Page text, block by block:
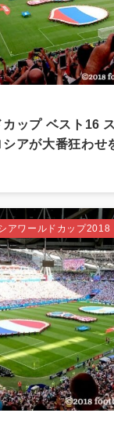
カップ ベスト16
アが大番狂わせ
アワールドカップ2018